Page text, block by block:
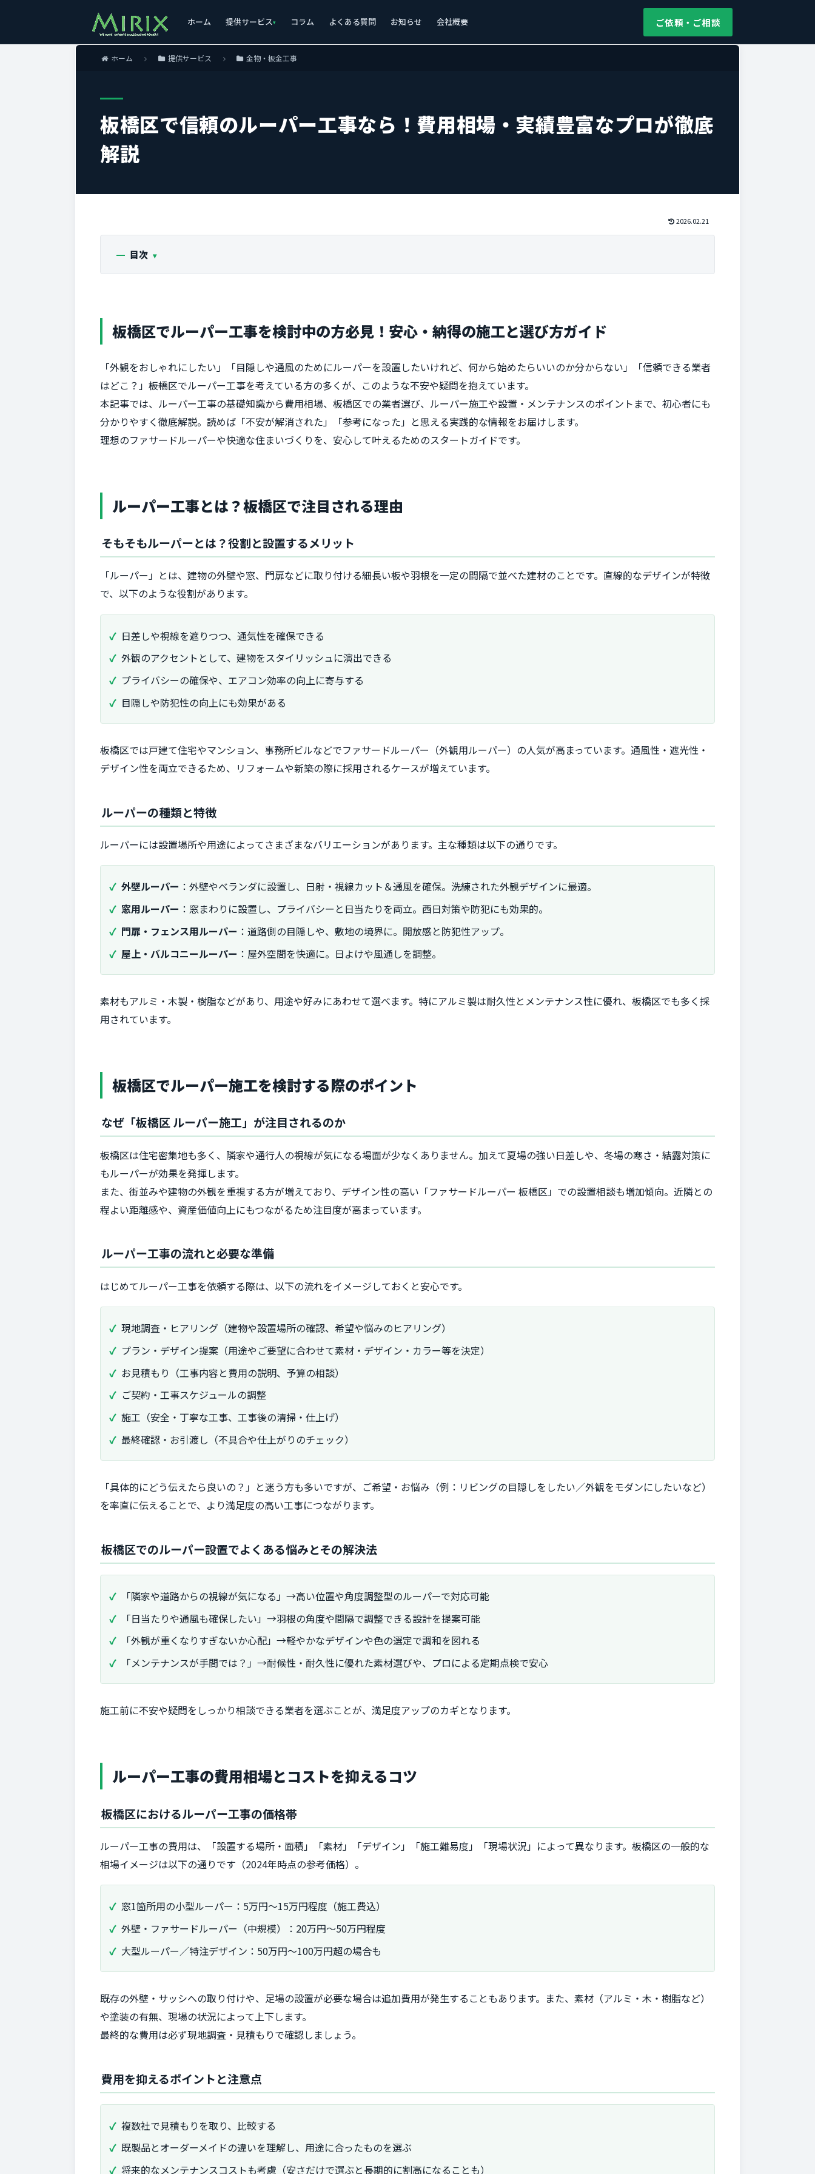
ご依頼・ご相談
ホーム 提供サービス コラム よくある質問 お知らせ 会社概要
ホーム 提供サービス 金物・板金工事
板橋区で信頼のルーパー工事なら！費用相場・実績豊富なプロが徹底
解説
2026.02.21
目次
板橋区でルーパー工事を検討中の方必見！安心・納得の施工と選び方ガイド
「外観をおしゃれにしたい」「目隠しや通風のためにルーパーを設置したいけれど、何から始めたらいいのか分からない」「信頼できる業者
はどこ？」――板橋区でルーパー工事を考えている方の多くが、このような不安や疑問を抱えています。
本記事では、ルーパー工事の基礎知識から費用相場、板橋区での業者選び、ルーパー施工や設置・メンテナンスのポイントまで、初心者にも
分かりやすく徹底解説。読めば「不安が解消された」「参考になった」と思える実践的な情報をお届けします。
理想のファサードルーパーや快適な住まいづくりを、安心して叶えるためのスタートガイドです。
ルーパー工事とは？板橋区で注目される理由
そもそもルーパーとは？役割と設置するメリット
「ルーパー」とは、建物の外壁や窓、門扉などに取り付ける細長い板や羽根を一定の間隔で並べた建材のことです。直線的なデザインが特徴
で、以下のような役割があります。
日差しや視線を遮りつつ、通気性を確保できる
外観のアクセントとして、建物をスタイリッシュに演出できる
プライバシーの確保や、エアコン効率の向上に寄与する
目隠しや防犯性の向上にも効果がある
板橋区では戸建て住宅やマンション、事務所ビルなどでファサードルーパー（外観用ルーパー）の人気が高まっています。通風性・遮光性・
デザイン性を両立できるため、リフォームや新築の際に採用されるケースが増えています。
ルーパーの種類と特徴
ルーパーには設置場所や用途によってさまざまなバリエーションがあります。主な種類は以下の通りです。
外壁ルーパー ：外壁やベランダに設置し、日射・視線カット＆通風を確保。洗練された外観デザインに最適。
窓用ルーパー ：窓まわりに設置し、プライバシーと日当たりを両立。西日対策や防犯にも効果的。
門扉・フェンス用ルーパー ：道路側の目隠しや、敷地の境界に。開放感と防犯性アップ。
屋上・バルコニールーパー ：屋外空間を快適に。日よけや風通しを調整。
素材もアルミ・木製・樹脂などがあり、用途や好みにあわせて選べます。特にアルミ製は耐久性とメンテナンス性に優れ、板橋区でも多く採
用されています。
板橋区でルーパー施工を検討する際のポイント
なぜ「板橋区 ルーパー施工」が注目されるのか
板橋区は住宅密集地も多く、隣家や通行人の視線が気になる場面が少なくありません。加えて夏場の強い日差しや、冬場の寒さ・結露対策に
もルーパーが効果を発揮します。
また、街並みや建物の外観を重視する方が増えており、デザイン性の高い「ファサードルーパー 板橋区」での設置相談も増加傾向。近隣との
程よい距離感や、資産価値向上にもつながるため注目度が高まっています。
ルーパー工事の流れと必要な準備
はじめてルーパー工事を依頼する際は、以下の流れをイメージしておくと安心です。
現地調査・ヒアリング（建物や設置場所の確認、希望や悩みのヒアリング）
プラン・デザイン提案（用途やご要望に合わせて素材・デザイン・カラー等を決定）
お見積もり（工事内容と費用の説明、予算の相談）
ご契約・工事スケジュールの調整
施工（安全・丁寧な工事、工事後の清掃・仕上げ）
最終確認・お引渡し（不具合や仕上がりのチェック）
「具体的にどう伝えたら良いの？」と迷う方も多いですが、ご希望・お悩み（例：リビングの目隠しをしたい／外観をモダンにしたいなど）
を率直に伝えることで、より満足度の高い工事につながります。
板橋区でのルーパー設置でよくある悩みとその解決法
「隣家や道路からの視線が気になる」→高い位置や角度調整型のルーパーで対応可能
「日当たりや通風も確保したい」→羽根の角度や間隔で調整できる設計を提案可能
「外観が重くなりすぎないか心配」→軽やかなデザインや色の選定で調和を図れる
「メンテナンスが手間では？」→耐候性・耐久性に優れた素材選びや、プロによる定期点検で安心
施工前に不安や疑問をしっかり相談できる業者を選ぶことが、満足度アップのカギとなります。
ルーパー工事の費用相場とコストを抑えるコツ
板橋区におけるルーパー工事の価格帯
ルーパー工事の費用は、「設置する場所・面積」「素材」「デザイン」「施工難易度」「現場状況」によって異なります。板橋区の一般的な
相場イメージは以下の通りです（2024年時点の参考価格）。
窓1箇所用の小型ルーパー：5万円～15万円程度（施工費込）
外壁・ファサードルーパー（中規模）：20万円～50万円程度
大型ルーパー／特注デザイン：50万円～100万円超の場合も
既存の外壁・サッシへの取り付けや、足場の設置が必要な場合は追加費用が発生することもあります。また、素材（アルミ・木・樹脂など）
や塗装の有無、現場の状況によって上下します。
最終的な費用は必ず現地調査・見積もりで確認しましょう。
費用を抑えるポイントと注意点
複数社で見積もりを取り、比較する
既製品とオーダーメイドの違いを理解し、用途に合ったものを選ぶ
将来的なメンテナンスコストも考慮（安さだけで選ぶと長期的に割高になることも）